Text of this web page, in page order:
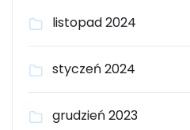
listopad 2024
styczeń 2024
grudzień 2023